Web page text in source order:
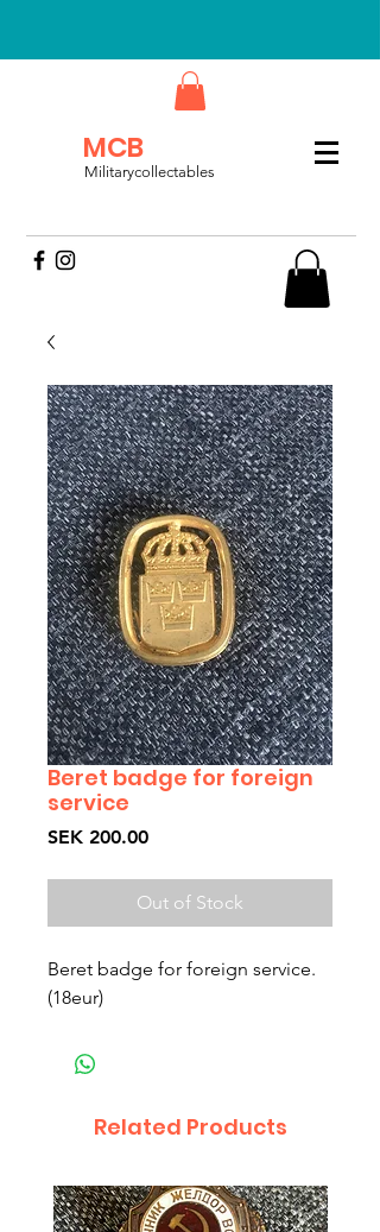
MCB
Militarycollectables
Beret badge for foreign
service
SEK 200.00Price
Out of Stock
Beret badge for foreign service.
(18eur)
Related Products